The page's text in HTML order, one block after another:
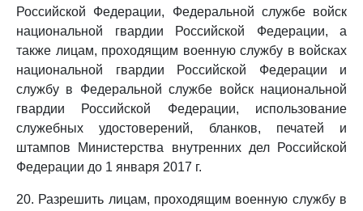
Российской Федерации, Федеральной службе войск
национальной гвардии Российской Федерации, а
также лицам, проходящим военную службу в войсках
национальной гвардии Российской Федерации и
службу в Федеральной службе войск национальной
гвардии Российской Федерации, использование
служебных удостоверений, бланков, печатей и
штампов Министерства внутренних дел Российской
Федерации до 1 января 2017 г.
20. Разрешить лицам, проходящим военную службу в